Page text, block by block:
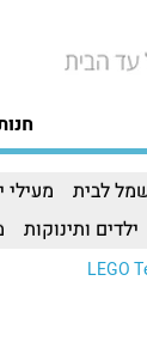
לבית מעילי
ילדים ותינוקות
LEGO